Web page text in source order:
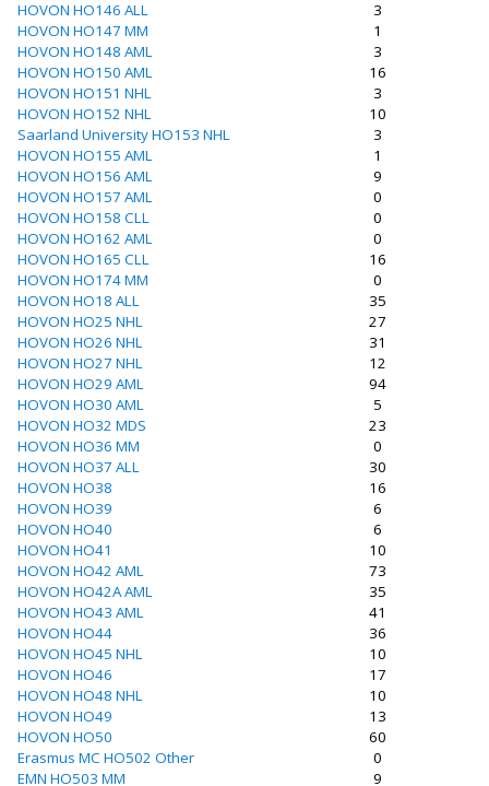
HOVON HO146 ALL
3
HOVON HO147 MM
1
HOVON HO148 AML
3
HOVON HO150 AML
16
HOVON HO151 NHL
3
HOVON HO152 NHL
10
Saarland University HO153 NHL
3
HOVON HO155 AML
1
HOVON HO156 AML
9
HOVON HO157 AML
0
HOVON HO158 CLL
0
HOVON HO162 AML
0
HOVON HO165 CLL
16
HOVON HO174 MM
0
HOVON HO18 ALL
35
HOVON HO25 NHL
27
HOVON HO26 NHL
31
HOVON HO27 NHL
12
HOVON HO29 AML
94
HOVON HO30 AML
5
HOVON HO32 MDS
23
HOVON HO36 MM
0
HOVON HO37 ALL
30
HOVON HO38
16
HOVON HO39
6
HOVON HO40
6
HOVON HO41
10
HOVON HO42 AML
73
HOVON HO42A AML
35
HOVON HO43 AML
41
HOVON HO44
36
HOVON HO45 NHL
10
HOVON HO46
17
HOVON HO48 NHL
10
HOVON HO49
13
HOVON HO50
60
Erasmus MC HO502 Other
0
EMN HO503 MM
9